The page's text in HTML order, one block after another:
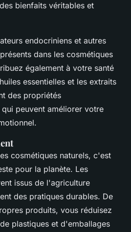
bienfaits véritables et
endocriniens et autres
dans les cosmétiques
également à votre santé
essentielles et les extraits
des propriétés
peuvent améliorer votre
cosmétiques naturels, c'est
pour la planète. Les
issus de l'agriculture
des pratiques durables. De
produits, vous réduisez
plastiques et d'emballages